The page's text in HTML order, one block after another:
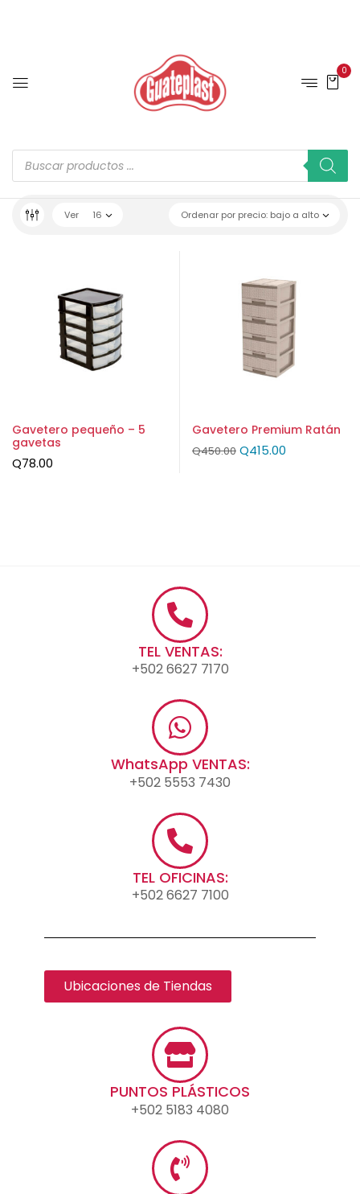
0
Ordenar por precio: bajo a alto
Ver 16
Gavetero pequeño – 5
gavetas
Q78.00
Gavetero Premium Ratán
Q450.00 Q415.00
TEL VENTAS:
+502 6627 7170
WhatsApp VENTAS:
+502 5553 7430
TEL OFICINAS:
+502 6627 7100
Ubicaciones de Tiendas
PUNTOS PLÁSTICOS
+502 5183 4080